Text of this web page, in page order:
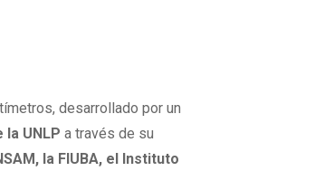
desarrollado por un
la UNLP a través de su
la FIUBA, el Instituto